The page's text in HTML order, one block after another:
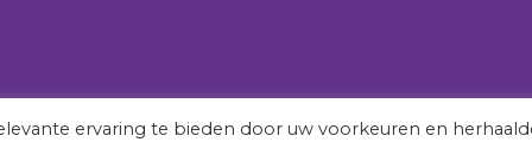
vergeetmeniet.nl © 2022 All rights reserved.
ervaring te bieden door uw voorkeuren en